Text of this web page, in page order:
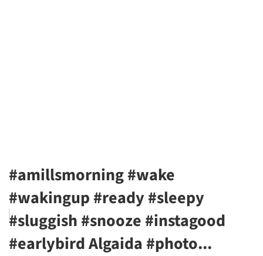
#amillsmorning #wake
#wakingup #ready #sleepy
#sluggish #snooze #instagood
#earlybird Algaida #photo...